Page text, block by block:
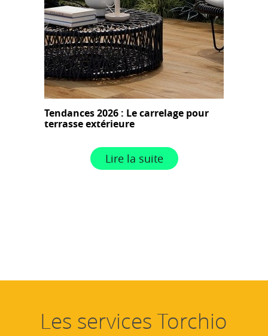
Tendances 2026 : Le carrelage pour
terrasse extérieure
Lire la suite
Les services Torchio